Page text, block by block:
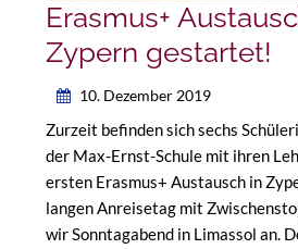
Erasmus+
Zypern gestartet!
10. Dezember 2019
Zurzeit befinden sich sechs
der Max-Ernst-Schule mit ihren
ersten Erasmus+ Austausch in
langen Anreisetag mit
wir Sonntagabend in Limassol an.